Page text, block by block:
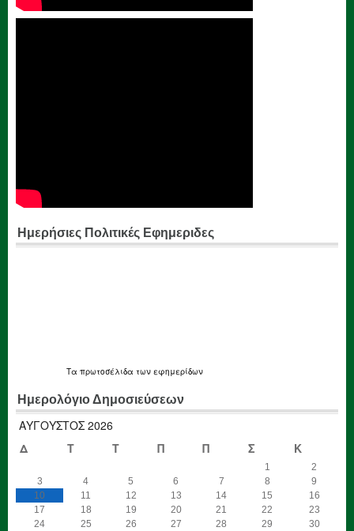
Ημερήσιες Πολιτικές Εφημεριδες
Τα πρωτοσέλιδα των εφημερίδων
Ημερολόγιο Δημοσιεύσεων
ΑΎΓΟΥΣΤΟΣ 2026
Δ
Τ Τ Π Π Σ Κ
1
2
3
4 5 6 7 8
9
10
11 12 13 14 15
16
17
18 19 20 21 22
23
24
25 26 27 28 29
30